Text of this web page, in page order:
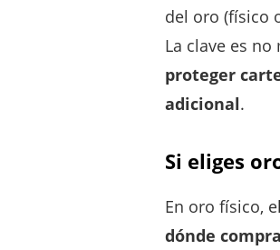
del oro (físico
La clave es
proteger
adicional.
Si eliges
En oro físico,
dónde